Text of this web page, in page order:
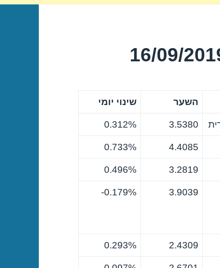
השער שינוי יומי
3.5380
0.312%
4.4085
0.733%
3.2819
0.496%
3.9039
0.179%-
2.4309
0.293%